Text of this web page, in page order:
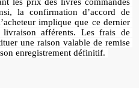
les prix des livres commandés
la confirmation d’accord de
implique que ce dernier
afférents. Les frais de
une raison valable de remise
enregistrement définitif.